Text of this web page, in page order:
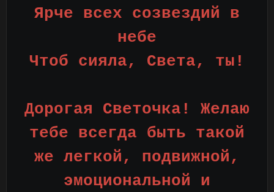
Ярче всех созвездий в
небе
Чтоб сияла, Света, ты!
Дорогая Светочка! Желаю
тебе всегда быть такой
же легкой, подвижной,
эмоциональной и